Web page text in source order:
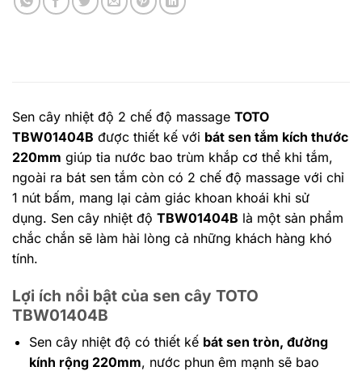
Sen cây nhiệt độ 2 chế độ massage TOTO
TBW01404B được thiết kế với bát sen tắm kích thước
220mm giúp tia nước bao trùm khắp cơ thể khi tắm,
ngoài ra bát sen tắm còn có 2 chế độ massage với chỉ
1 nút bấm, mang lại cảm giác khoan khoái khi sử
dụng. Sen cây nhiệt độ TBW01404B là một sản phẩm
chắc chắn sẽ làm hài lòng cả những khách hàng khó
tính.
Lợi ích nổi bật của sen cây TOTO
TBW01404B
Sen cây nhiệt độ có thiết kế bát sen tròn, đường
kính rộng 220mm, nước phun êm mạnh sẽ bao